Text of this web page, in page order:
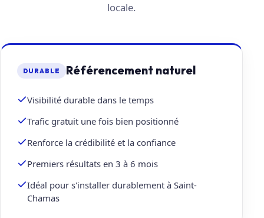
locale.
DURABLE Référencement naturel
Visibilité durable dans le temps
Trafic gratuit une fois bien positionné
Renforce la crédibilité et la confiance
Premiers résultats en 3 à 6 mois
Idéal pour s'installer durablement à Saint-
Chamas